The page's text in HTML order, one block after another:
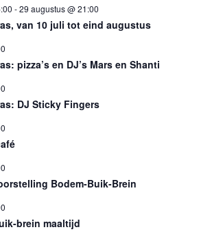
-29 augustus @ 21:00
van 10 juli tot eind augustus
pizza’s en DJ’s Mars en Shanti
DJ Sticky Fingers
Bodem-Buik-Brein
brein maaltijd